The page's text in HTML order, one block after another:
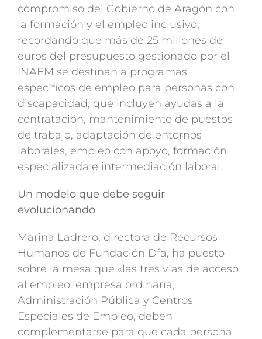
compromiso del Gobierno de Aragón con
la formación y el empleo inclusivo,
recordando que más de 25 millones de
euros del presupuesto gestionado por el
INAEM se destinan a programas
específicos de empleo para personas con
discapacidad, que incluyen ayudas a la
contratación, mantenimiento de puestos
de trabajo, adaptación de entornos
laborales, empleo con apoyo, formación
especializada e intermediación laboral.
Un modelo que debe seguir
evolucionando
Marina Ladrero, directora de Recursos
Humanos de Fundación Dfa, ha puesto
sobre la mesa que «las tres vías de acceso
al empleo: empresa ordinaria,
Administración Pública y Centros
Especiales de Empleo, deben
complementarse para que cada persona